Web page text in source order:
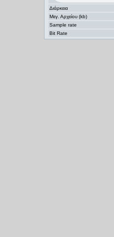
Διάρκεια
Μεγ. Αρχείου (kb)
Sample rate
Bit Rate